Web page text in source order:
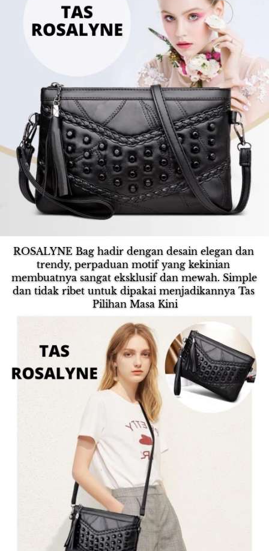
ROSALYNE Bag hadir dengan desain elegan dan
trendy, perpaduan motif yang kekinian
membuatnya sangat eksklusif dan mewah. Simple
dan tidak ribet untuk dipakai menjadikannya Tas
Pilihan Masa Kini